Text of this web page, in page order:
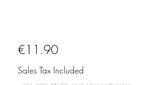
€11.90Price
Sales Tax Included